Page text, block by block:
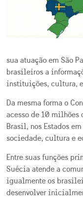
sua atuação em São
brasileiros a
instituições, cultura,
Da mesma forma o
acesso de 10 milhões
Brasil, nos Estados
sociedade, cultura e
Entre suas funções
Suécia atende a
igualmente os
desenvolver